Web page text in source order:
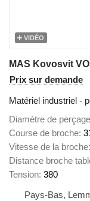
VIDÉO
MAS Kovosvit
Prix sur demande
Matériel industriel -
Diamètre de
Course de broche
Vitesse de la broche
Distance broche
Tension 380
Pays-Bas,